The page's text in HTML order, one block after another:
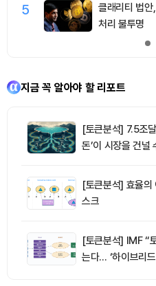
5
클래리티 법
처리 불투명
지금 꼭 알아야 할 리포트
[토큰분석] 7.5조
돈’이 시장을 건널
[토큰분석] 효율의
스크
[토큰분석] IMF “
는다… ‘하이브리